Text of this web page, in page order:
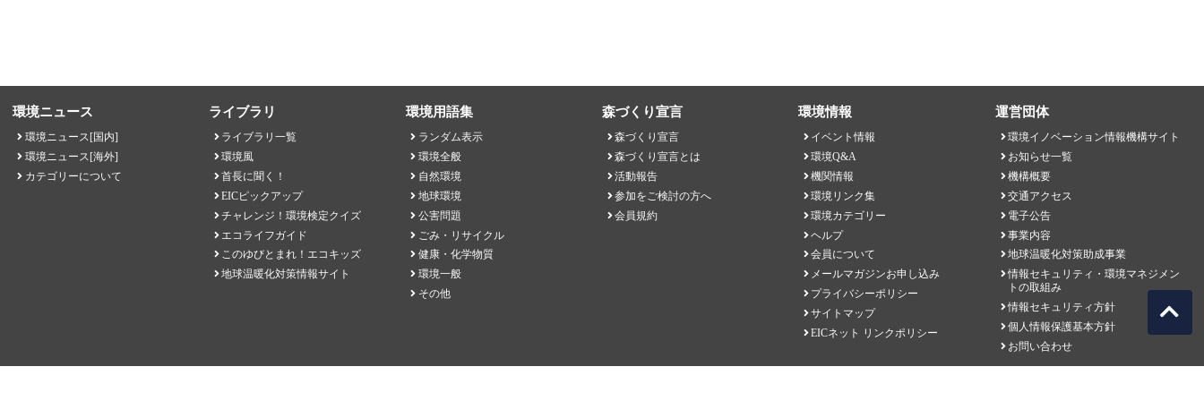
環境ニュース
環境ニュース[国内]
環境ニュース[海外]
カテゴリーについて
ライブラリ
ライブラリ一覧
環境風
首長に聞く！
EICピックアップ
チャレンジ！環境検定クイズ
エコライフガイド
このゆびとまれ！エコキッズ
地球温暖化対策情報サイト
環境用語集
ランダム表示
環境全般
自然環境
地球環境
公害問題
ごみ・リサイクル
健康・化学物質
環境一般
その他
森づくり宣言
森づくり宣言
森づくり宣言とは
活動報告
参加をご検討の方へ
会員規約
環境情報
イベント情報
環境Q&A
機関情報
環境リンク集
環境カテゴリー
ヘルプ
会員について
メールマガジンお申し込み
プライバシーポリシー
サイトマップ
EICネット リンクポリシー
運営団体
環境イノベーション情報機構サイト
お知らせ一覧
機構概要
交通アクセス
電子公告
事業内容
地球温暖化対策助成事業
情報セキュリティ・環境マネジメン
トの取組み
情報セキュリティ方針
個人情報保護基本方針
お問い合わせ